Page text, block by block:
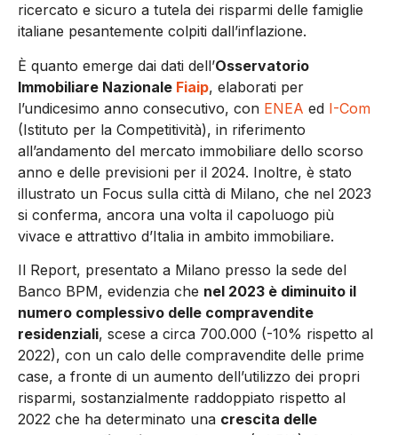
ricercato e sicuro a tutela dei risparmi delle famiglie
italiane pesantemente colpiti dall’inflazione.
È quanto emerge dai dati dell’Osservatorio
Immobiliare Nazionale Fiaip, elaborati per
l’undicesimo anno consecutivo, con ENEA ed I-Com
(Istituto per la Competitività), in riferimento
all’andamento del mercato immobiliare dello scorso
anno e delle previsioni per il 2024. Inoltre, è stato
illustrato un Focus sulla città di Milano, che nel 2023
si conferma, ancora una volta il capoluogo più
vivace e attrattivo d’Italia in ambito immobiliare.
Il Report, presentato a Milano presso la sede del
Banco BPM, evidenzia che nel 2023 è diminuito il
numero complessivo delle compravendite
residenziali, scese a circa 700.000 (-10% rispetto al
2022), con un calo delle compravendite delle prime
case, a fronte di un aumento dell’utilizzo dei propri
risparmi, sostanzialmente raddoppiato rispetto al
2022 che ha determinato una crescita delle